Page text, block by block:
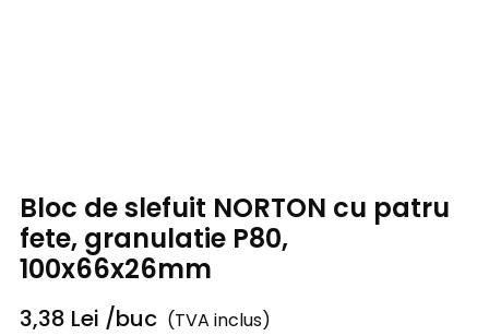
Bloc de slefuit NORTON cu patru
fete, granulatie P80,
100x66x26mm
3,38 Lei /buc (TVA inclus)